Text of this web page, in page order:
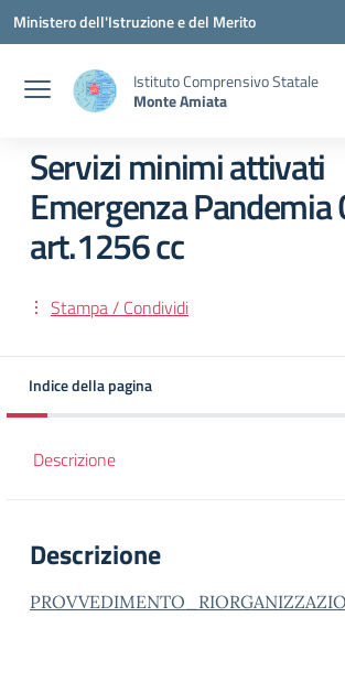
Vai ai contenuti
Vai al menu di navigazione
Vai al footer
Ministero dell'Istruzione e del Merito
Istituto Comprensivo Statale
Monte Amiata
Servizi minimi attivati
Emergenza Pandemia
art.1256 cc
Stampa / Condividi
Indice della pagina
Descrizione
Descrizione